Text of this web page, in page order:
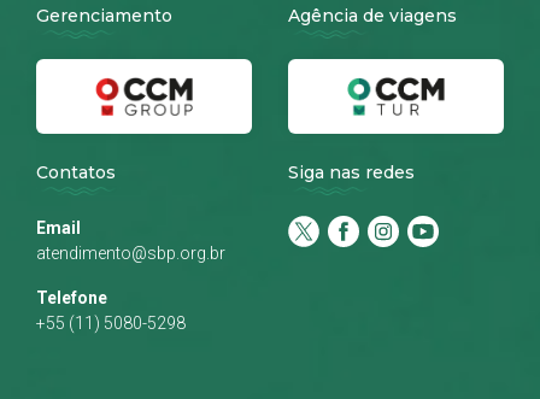
Gerenciamento Agência de viagens
Contatos
Email
atendimento@sbp.org.br
Telefone
+55 (11) 5080-5298
Siga nas redes